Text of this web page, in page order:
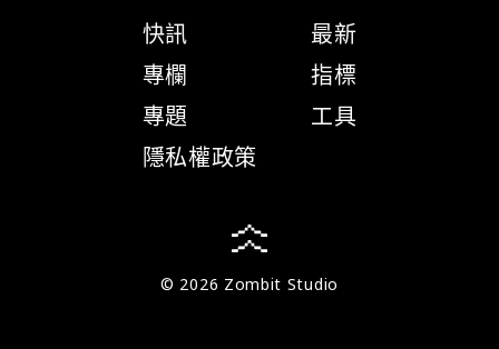
快訊
專欄
專題
隱私權政策
最新
指標
工具
© 2026 Zombit Studio